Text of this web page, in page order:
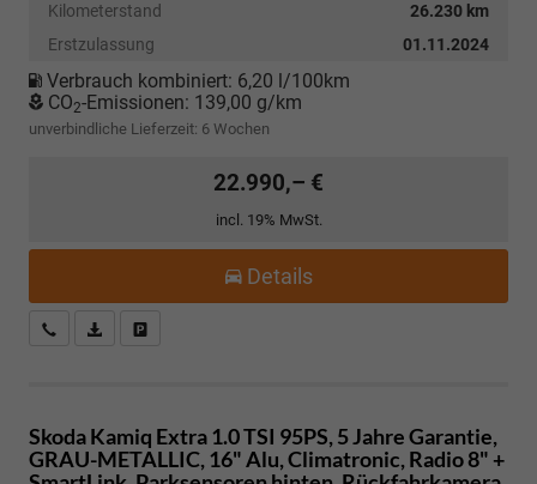
Kilometerstand
26.230 km
Erstzulassung
01.11.2024
Verbrauch kombiniert: 6,20 l/100km
CO2-Emissionen: 139,00 g/km
unverbindliche Lieferzeit: 6 Wochen
22.990,– €
incl. 19% MwSt.
Details
Kostenloser Rückruf-Service
PDF-Datei, Fahrzeugexposé drucken
Skoda Kamiq Extra 1.0 TSI 95PS, 5 Jahre Garantie,
GRAU-METALLIC, 16" Alu, Climatronic, Radio 8" +